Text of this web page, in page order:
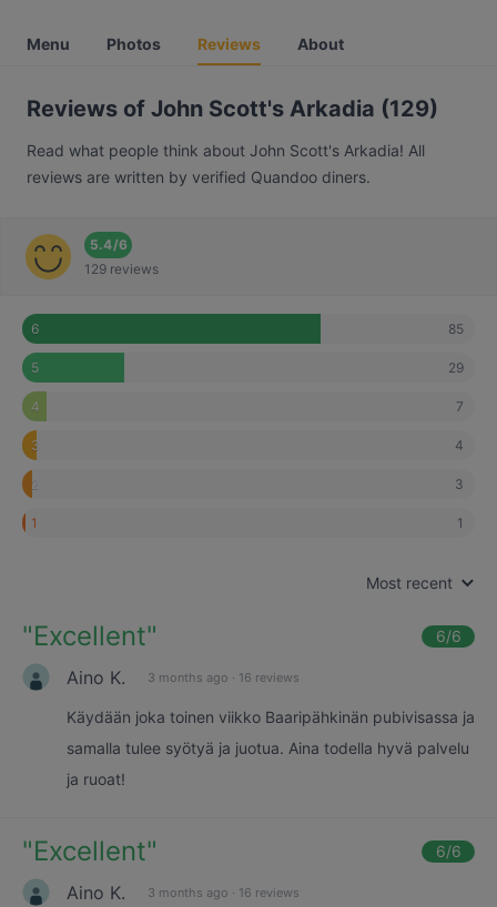
Menu Photos Reviews About
Reviews of John Scott's Arkadia (129)
Read what people think about John Scott's Arkadia! All
reviews are written by verified Quandoo diners.
5.4/6
129 reviews
6 85
5 29
4 7
3 4
3
1 1
Most recent
"Excellent" 6/6
Aino K. 3 months ago · 16 reviews
Käydään joka toinen viikko Baaripähkinän pubivisassa ja
samalla tulee syötyä ja juotua. Aina todella hyvä palvelu
ja ruoat!
"Excellent" 6/6
Aino K. 3 months ago · 16 reviews